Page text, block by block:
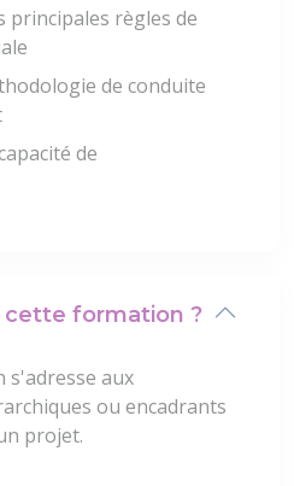
principales règles de
de conduite
de
cette formation ?
s'adresse aux
ou encadrants
projet.